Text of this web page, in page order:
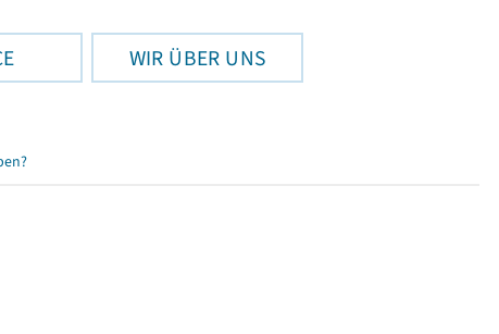
WIR ÜBER UNS